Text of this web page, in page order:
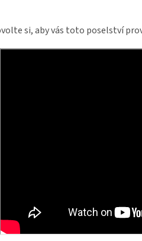
si, aby vás toto poselství